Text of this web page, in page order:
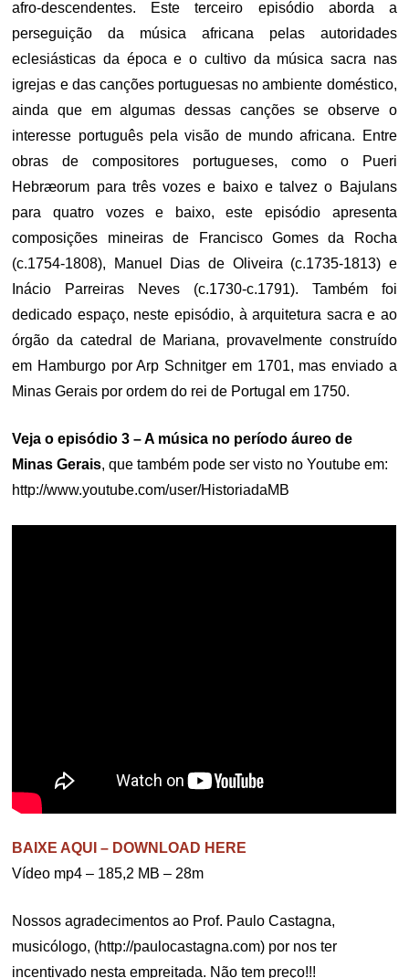
afro-descendentes. Este terceiro episódio aborda a
perseguição da música africana pelas autoridades
eclesiásticas da época e o cultivo da música sacra nas
igrejas e das canções portuguesas no ambiente doméstico,
ainda que em algumas dessas canções se observe o
interesse português pela visão de mundo africana. Entre
obras de compositores portugueses, como o Pueri
Hebræorum para três vozes e baixo e talvez o Bajulans
para quatro vozes e baixo, este episódio apresenta
composições mineiras de Francisco Gomes da Rocha
(c.1754-1808), Manuel Dias de Oliveira (c.1735-1813) e
Inácio Parreiras Neves (c.1730-c.1791). Também foi
dedicado espaço, neste episódio, à arquitetura sacra e ao
órgão da catedral de Mariana, provavelmente construído
em Hamburgo por Arp Schnitger em 1701, mas enviado a
Minas Gerais por ordem do rei de Portugal em 1750.
Veja o episódio 3 – A música no período áureo de
Minas Gerais, que também pode ser visto no Youtube em:
http://www.youtube.com/user/HistoriadaMB
BAIXE AQUI – DOWNLOAD HERE
Vídeo mp4 – 185,2 MB – 28m
Nossos agradecimentos ao Prof. Paulo Castagna,
musicólogo, (http://paulocastagna.com) por nos ter
incentivado nesta empreitada. Não tem preço!!!